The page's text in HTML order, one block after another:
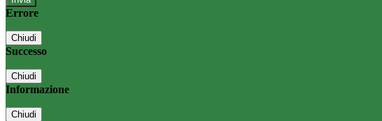
Errore
Chiudi
Successo
Chiudi
Informazione
Chiudi